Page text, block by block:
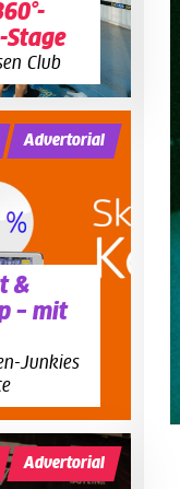
Stage
Club
&
– mit
Junkies
Advertorial
Advertorial